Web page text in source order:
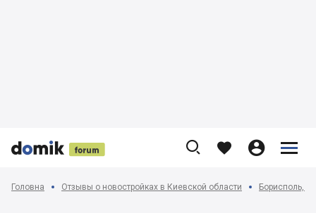


 
    


Головна Отзывы о новостройках в Киевской области Борисполь,